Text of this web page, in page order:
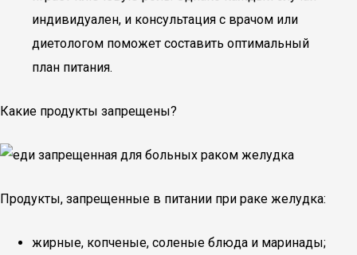
индивидуален, и консультация с врачом или
диетологом поможет составить оптимальный
план питания.
Какие продукты запрещены?
Продукты, запрещенные в питании при раке желудка:
жирные, копченые, соленые блюда и маринады;